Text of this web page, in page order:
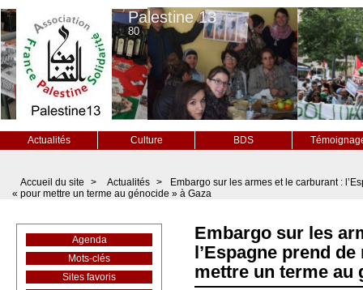
Palestine 13
80
Actualités Culture BDS
Accueil du site > Actualités >
Embargo sur les armes et le carburant :
« pour mettre un terme au génocide » à Gaza
Embargo sur les
l’Espagne prend
mettre un terme au
Agenda
Mots-clés
Sites favoris